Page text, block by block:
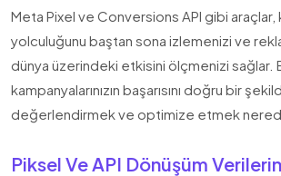
Meta Pixel ve Conversions API gibi araçlar,
yolculuğunu baştan sona izlemenizi ve
dünya üzerindeki etkisini ölçmenizi sağlar.
kampanyalarınızın başarısını doğru bir
değerlendirmek ve optimize etmek
Piksel Ve API Dönüşüm